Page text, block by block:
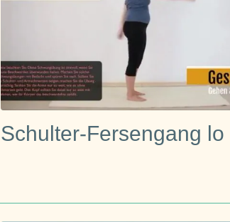
Schulter-Fersengang lo